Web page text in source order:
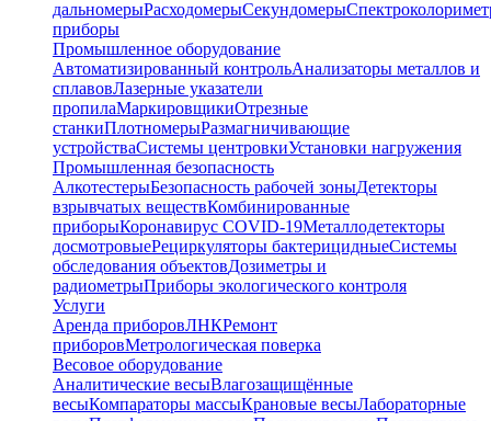
дальномерыРасходомерыСекундомеры
приборы
Промышленное оборудование
Автоматизированный контрольАнализаторы металлов и
сплавовЛазерные указатели
пропилаМаркировщикиОтрезные
станкиПлотномерыРазмагничивающие
устройстваСистемы центровкиУстановки нагружения
Промышленная безопасность
АлкотестерыБезопасность рабочей зоныДетекторы
взрывчатых веществКомбинированные
приборыКоронавирус COVID-19Металлодетекторы
досмотровыеРециркуляторы бактерицидныеСистемы
обследования объектовДозиметры и
радиометрыПриборы экологического контроля
Услуги
Аренда приборовЛНКРемонт
приборовМетрологическая поверка
Весовое оборудование
Аналитические весыВлагозащищённые
весыКомпараторы массыКрановые весыЛабораторные